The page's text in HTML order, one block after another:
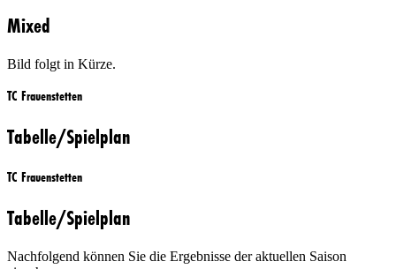
Mixed
Bild folgt in Kürze.
TC Frauenstetten
Tabelle/Spielplan
TC Frauenstetten
Tabelle/Spielplan
Nachfolgend können Sie die Ergebnisse der aktuellen Saison